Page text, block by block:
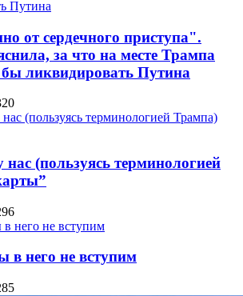
от сердечного приступа".
за что на месте Трампа
ликвидировать Путина
нас (пользуясь терминологией
в него не вступим